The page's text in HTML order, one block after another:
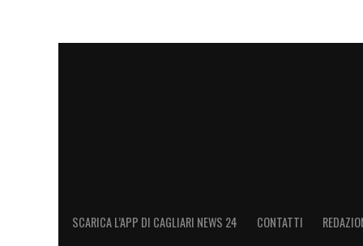
SCARICA L’APP DI CAGLIARI NEWS 24 CONTATTI